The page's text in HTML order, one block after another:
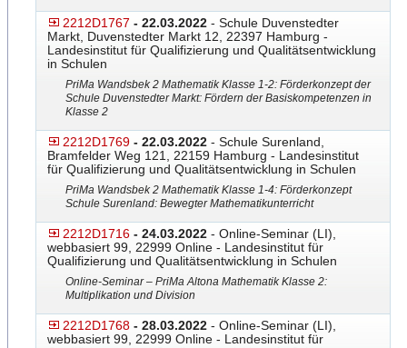
2212D1767 - 22.03.2022 - Schule Duvenstedter
Markt, Duvenstedter Markt 12, 22397 Hamburg -
Landesinstitut für Qualifizierung und Qualitätsentwicklung
in Schulen
PriMa Wandsbek 2 Mathematik Klasse 1-2: Förderkonzept der
Schule Duvenstedter Markt: Fördern der Basiskompetenzen in
Klasse 2
2212D1769 - 22.03.2022 - Schule Surenland,
Bramfelder Weg 121, 22159 Hamburg - Landesinstitut
für Qualifizierung und Qualitätsentwicklung in Schulen
PriMa Wandsbek 2 Mathematik Klasse 1-4: Förderkonzept
Schule Surenland: Bewegter Mathematikunterricht
2212D1716 - 24.03.2022 - Online-Seminar (LI),
webbasiert 99, 22999 Online - Landesinstitut für
Qualifizierung und Qualitätsentwicklung in Schulen
Online-Seminar – PriMa Altona Mathematik Klasse 2:
Multiplikation und Division
2212D1768 - 28.03.2022 - Online-Seminar (LI),
webbasiert 99, 22999 Online - Landesinstitut für